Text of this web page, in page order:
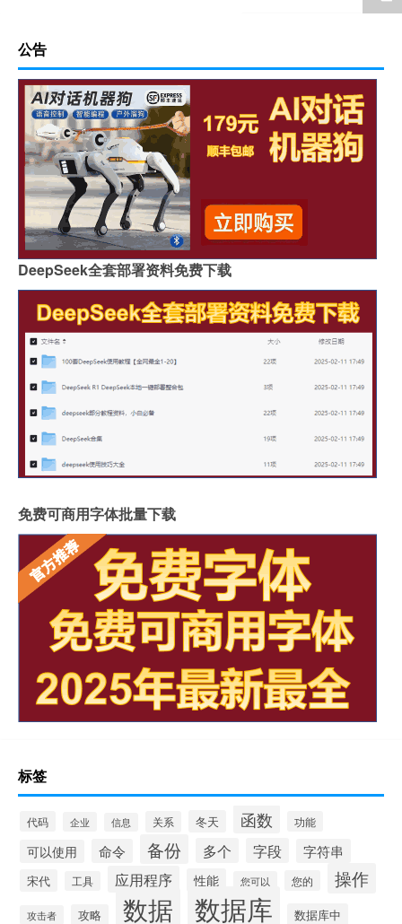
公告
DeepSeek全套部署资料免费下载
免费可商用字体批量下载
标签
代码 企业 信息 关系 冬天 函数 功能
可以使用 命令 备份 多个 字段 字符串
宋代 工具 应用程序 性能 您可以 您的 操作
攻击者 攻略 数据 数据库 数据库中